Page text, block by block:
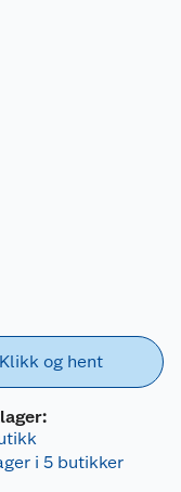
Klikk og hent
i 5 butikker